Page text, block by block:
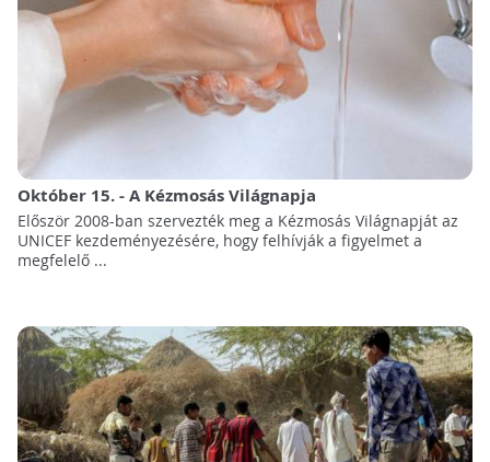
Október 15. - A Kézmosás Világnapja
Először 2008-ban szervezték meg a Kézmosás Világnapját az
UNICEF kezdeményezésére, hogy felhívják a figyelmet a
megfelelő ...